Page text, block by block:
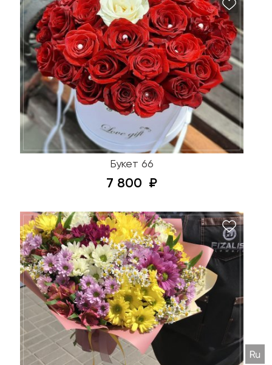
Букет 66
7 800